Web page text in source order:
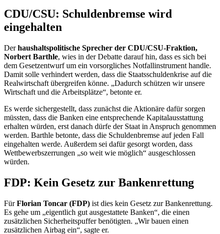
CDU/CSU: Schuldenbremse wird
eingehalten
Derhaushaltspolitische Sprecher der CDU/CSU-Fraktion,
Norbert Barthle, wies in der Debatte darauf hin, dass es sich bei
dem Gesetzentwurf um ein vorsorgliches Notfallinstrument handle.
Damit solle verhindert werden, dass die Staatsschuldenkrise auf die
Realwirtschaft übergreifen könne. „Dadurch schützen wir unsere
Wirtschaft und die Arbeitsplätze“, betonte er.
Es werde sichergestellt, dass zunächst die Aktionäre dafür sorgen
müssten, dass die Banken eine entsprechende Kapitalausstattung
erhalten würden, erst danach dürfe der Staat in Anspruch genommen
werden. Barthle betonte, dass die Schuldenbremse auf jeden Fall
eingehalten werde. Außerdem sei dafür gesorgt worden, dass
Wettbewerbszerrungen „so weit wie möglich“ ausgeschlossen
würden.
FDP: Kein Gesetz zur Bankenrettung
FürFlorian Toncar (FDP) ist dies kein Gesetz zur Bankenrettung.
Es gehe um „eigentlich gut ausgestattete Banken“, die einen
zusätzlichen Sicherheitspuffer benötigten. „Wir bauen einen
zusätzlichen Airbag ein“, sagte er.